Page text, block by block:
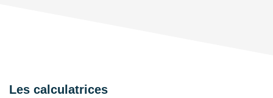
Les calculatrices